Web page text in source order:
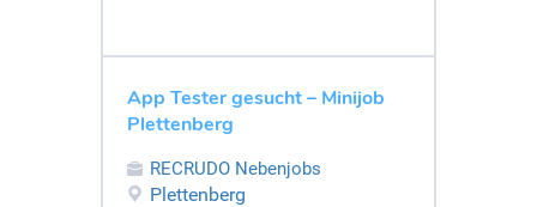
App Tester gesucht – Minijob
Plettenberg
RECRUDO Nebenjobs
Plettenberg